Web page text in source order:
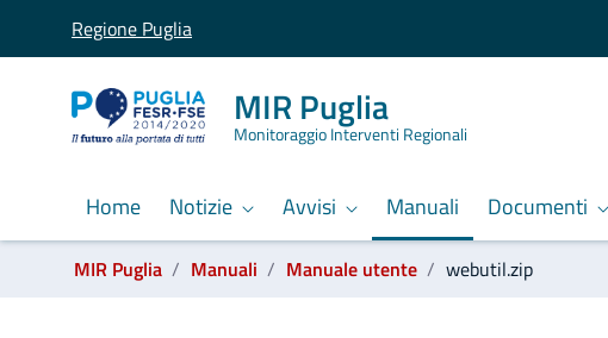
Regione Puglia
MIR Puglia
Monitoraggio Interventi Regionali
Home Notizie Avvisi Manuali Documenti
MIR Puglia Manuali Manuale utente webutil.zip